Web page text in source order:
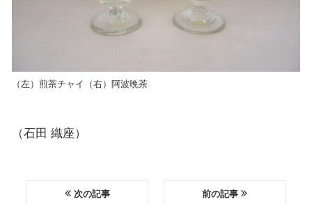
（左）煎茶チャイ（右）阿波晩茶
（石田 織座）
次の記事 前の記事